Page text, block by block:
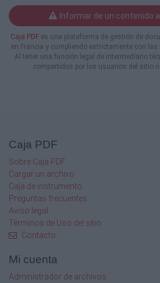
$46/Kg y posee un precio
también
es importante, tomar en
en esta
clasificación; es así que el
Febrero
Marzo
Abril
Mayo
Julio
Informar de un contenido
Caja PDF es una plataforma de gestión de
en Francia y cumpliendo estrictamente con las
Al tener una función legal de intermediario
compartidos por los usuarios del sitio
Caja PDF
Sobre Caja PDF
Cargar un archivo
Caja de instrumento
Preguntas frecuentes
Aviso legal
Términos de Uso del sitio
Contacto
Mi cuenta
Administrador de archivos